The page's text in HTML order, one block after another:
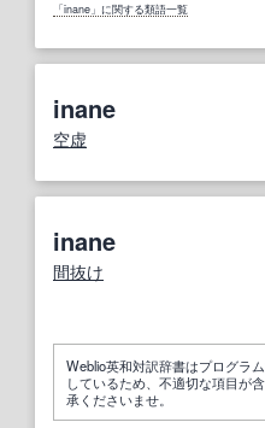
「inane」に関する類語一覧
inane
空虚
inane
間抜け
Weblio英和対訳辞書はプログラ
しているため、不適切な項目が
承くださいませ。